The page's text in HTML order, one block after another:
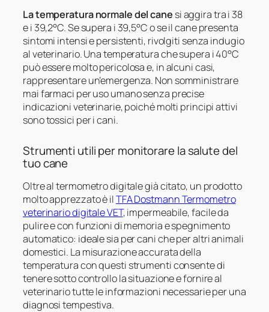
La temperatura normale del cane si aggira tra i 38
e i 39,2°C. Se supera i 39,5°C o se il cane presenta
sintomi intensi e persistenti, rivolgiti senza indugio
al veterinario. Una temperatura che supera i 40°C
può essere molto pericolosa e, in alcuni casi,
rappresentare un’emergenza. Non somministrare
mai farmaci per uso umano senza precise
indicazioni veterinarie, poiché molti principi attivi
sono tossici per i cani.
Strumenti utili per monitorare la salute del
tuo cane
Oltre al termometro digitale già citato, un prodotto
molto apprezzato è ilTFA Dostmann Termometro
veterinario digitale VET, impermeabile, facile da
pulire e con funzioni di memoria e spegnimento
automatico: ideale sia per cani che per altri animali
domestici. La misurazione accurata della
temperatura con questi strumenti consente di
tenere sotto controllo la situazione e fornire al
veterinario tutte le informazioni necessarie per una
diagnosi tempestiva.